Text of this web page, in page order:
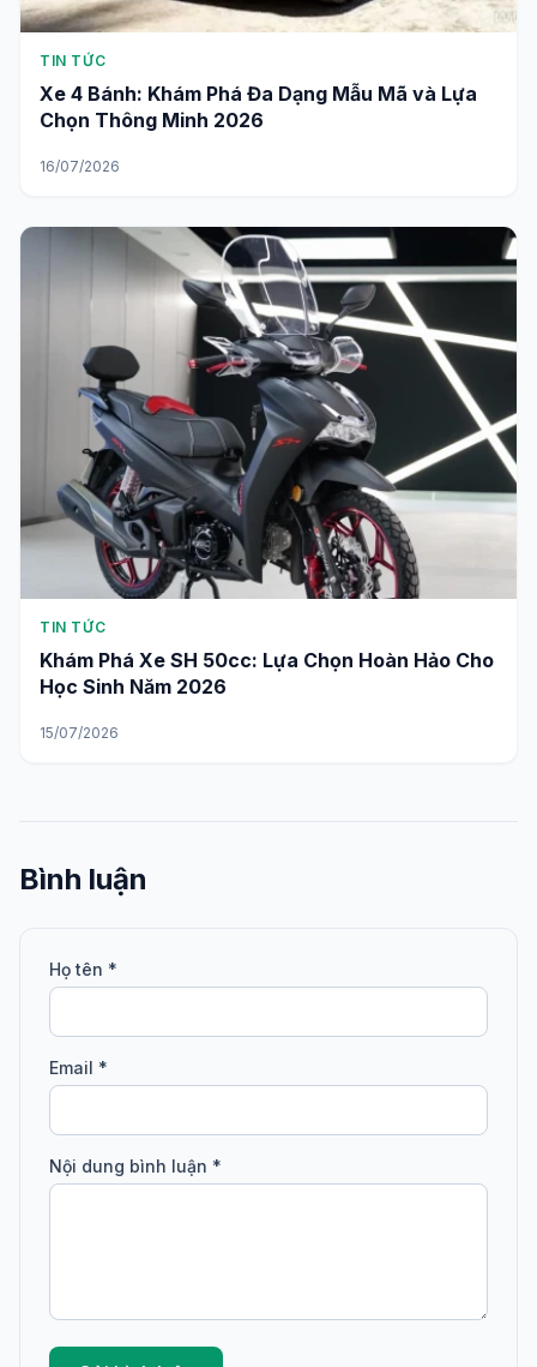
TIN TỨC
Xe 4 Bánh: Khám Phá Đa Dạng Mẫu Mã và Lựa
Chọn Thông Minh 2026
16/07/2026
TIN TỨC
Khám Phá Xe SH 50cc: Lựa Chọn Hoàn Hảo Cho
Học Sinh Năm 2026
15/07/2026
Bình luận
Họ tên *
Email *
Nội dung bình luận *